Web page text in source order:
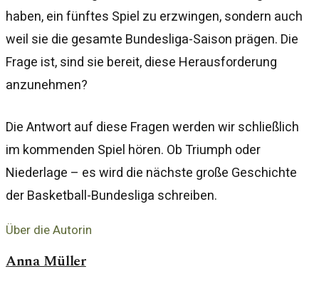
haben, ein fünftes Spiel zu erzwingen, sondern auch
weil sie die gesamte Bundesliga-Saison prägen. Die
Frage ist, sind sie bereit, diese Herausforderung
anzunehmen?
Die Antwort auf diese Fragen werden wir schließlich
im kommenden Spiel hören. Ob Triumph oder
Niederlage – es wird die nächste große Geschichte
der Basketball-Bundesliga schreiben.
Über die Autorin
Anna Müller